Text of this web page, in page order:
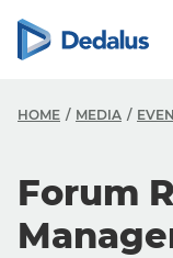
HOME MEDIA
Forum